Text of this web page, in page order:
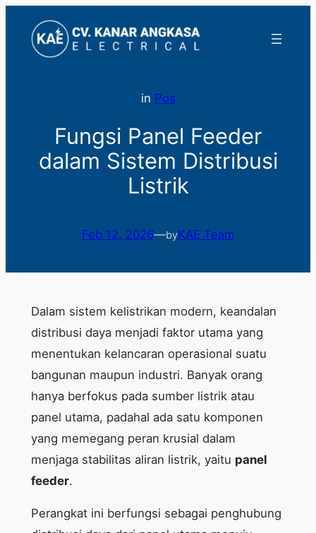
konten
in Pos
Fungsi Panel Feeder
dalam Sistem Distribusi
Listrik
Feb 12, 2026—byKAE Team
Dalam sistem kelistrikan modern, keandalan
distribusi daya menjadi faktor utama yang
menentukan kelancaran operasional suatu
bangunan maupun industri. Banyak orang
hanya berfokus pada sumber listrik atau
panel utama, padahal ada satu komponen
yang memegang peran krusial dalam
menjaga stabilitas aliran listrik, yaitu panel
feeder.
Perangkat ini berfungsi sebagai penghubung